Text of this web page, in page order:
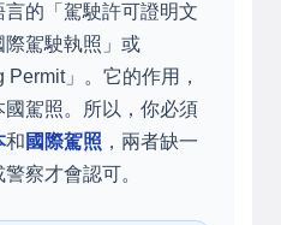
言的「駕駛許可證明文
駕駛執照」或
Permit」。它的作用，
駕照。所以，你必須
和 國際駕照 ，兩者缺一
察才會認可。